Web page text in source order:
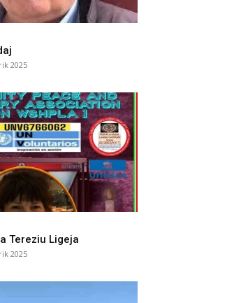
2025
Tereziu Ligeja
2025